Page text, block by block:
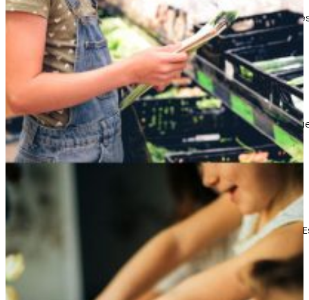
Resultados, informes y principales
Senior Secured Bonds
Conoce el marco financiero que respalda
Espacio de información para titulares de
4